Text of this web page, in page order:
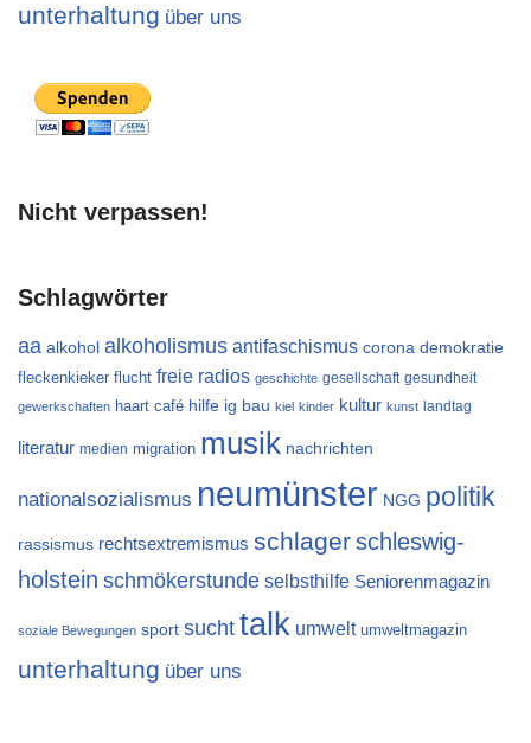
unterhaltung über uns
Nicht verpassen!
Schlagwörter
aa alkohol alkoholismus antifaschismus corona demokratie
fleckenkieker flucht freie radios geschichte gesellschaft gesundheit
gewerkschaften haart café hilfe ig bau kiel kinder kultur kunst landtag
literatur medien migration musik nachrichten
nationalsozialismus neumünster NGG politik
rassismus rechtsextremismus schlagerschleswig-
holstein schmökerstunde selbsthilfe Seniorenmagazin
soziale Bewegungen sport suchttalk umwelt umweltmagazin
unterhaltung über uns